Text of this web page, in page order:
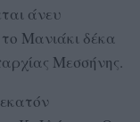
άνευ
Μανιάκι δέκα
Μεσσήνης.